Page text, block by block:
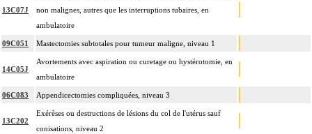
13C07J
non malignes, autres que les interruptions tubaires, en
ambulatoire
09C051 Mastectomies subtotales pour tumeur maligne, niveau 1
14C05J
Avortements avec aspiration ou curetage ou hystérotomie, en
ambulatoire
06C083 Appendicectomies compliquées, niveau 3
13C202
Exérèses ou destructions de lésions du col de l'utérus sauf
conisations, niveau 2